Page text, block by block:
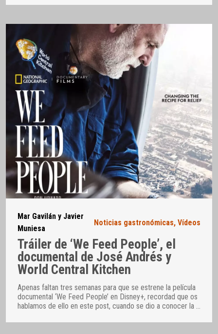
Mar Gavilán y Javier
Muniesa
Noticias gastronómicas, Vídeos
Tráiler de ‘We Feed People’, el
documental de José Andrés y
World Central Kitchen
Apenas faltan tres semanas para que se estrene la película
documental ‘We Feed People’ en Disney+, recordad que os
hablamos de ello en este post, cuando se dio a conocer la …